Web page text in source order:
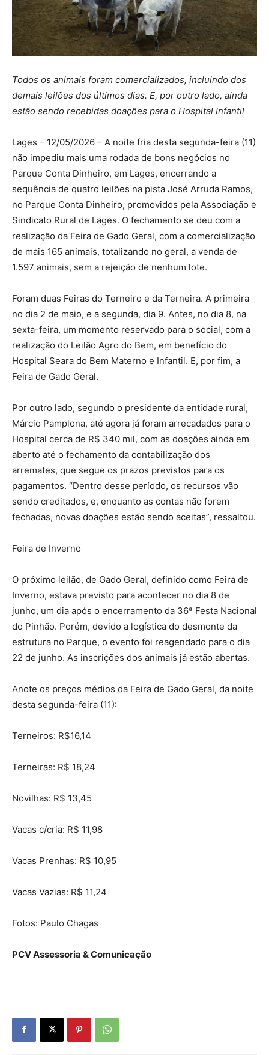
Todos os animais foram comercializados, incluindo dos
demais leilões dos últimos dias. E, por outro lado, ainda
estão sendo recebidas doações para o Hospital Infantil
Lages – 12/05/2026 – A noite fria desta segunda-feira (11)
não impediu mais uma rodada de bons negócios no
Parque Conta Dinheiro, em Lages, encerrando a
sequência de quatro leilões na pista José Arruda Ramos,
no Parque Conta Dinheiro, promovidos pela Associação e
Sindicato Rural de Lages. O fechamento se deu com a
realização da Feira de Gado Geral, com a comercialização
de mais 165 animais, totalizando no geral, a venda de
1.597 animais, sem a rejeição de nenhum lote.
Foram duas Feiras do Terneiro e da Terneira. A primeira
no dia 2 de maio, e a segunda, dia 9. Antes, no dia 8, na
sexta-feira, um momento reservado para o social, com a
realização do Leilão Agro do Bem, em benefício do
Hospital Seara do Bem Materno e Infantil. E, por fim, a
Feira de Gado Geral.
Por outro lado, segundo o presidente da entidade rural,
Márcio Pamplona, até agora já foram arrecadados para o
Hospital cerca de R$ 340 mil, com as doações ainda em
aberto até o fechamento da contabilização dos
arremates, que segue os prazos previstos para os
pagamentos. “Dentro desse período, os recursos vão
sendo creditados, e, enquanto as contas não forem
fechadas, novas doações estão sendo aceitas”, ressaltou.
Feira de Inverno
O próximo leilão, de Gado Geral, definido como Feira de
Inverno, estava previsto para acontecer no dia 8 de
junho, um dia após o encerramento da 36ª Festa Nacional
do Pinhão. Porém, devido a logística do desmonte da
estrutura no Parque, o evento foi reagendado para o dia
22 de junho. As inscrições dos animais já estão abertas.
Anote os preços médios da Feira de Gado Geral, da noite
desta segunda-feira (11):
Terneiros: R$16,14
Terneiras: R$ 18,24
Novilhas: R$ 13,45
Vacas c/cria: R$ 11,98
Vacas Prenhas: R$ 10,95
Vacas Vazias: R$ 11,24
Fotos: Paulo Chagas
PCV Assessoria & Comunicação